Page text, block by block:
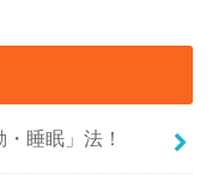
睡眠」法！